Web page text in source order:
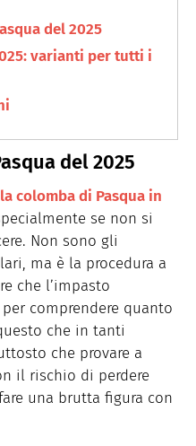
del 2025
varianti per tutti i
del 2025
la colomba di Pasqua in
se non si
Non sono gli
ma è la procedura a
che l’impasto
per comprendere quanto
che in tanti
che provare a
il rischio di perdere
una brutta figura con